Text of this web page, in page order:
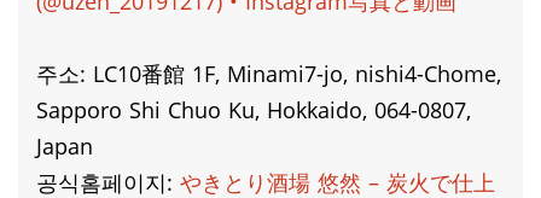
주소: LC10番館 1F, Minami7-jo, nishi4-Chome,
Sapporo Shi Chuo Ku, Hokkaido, 064-0807,
Japan
공식홈페이지: やきとり酒場 悠然 – 炭火で仕上